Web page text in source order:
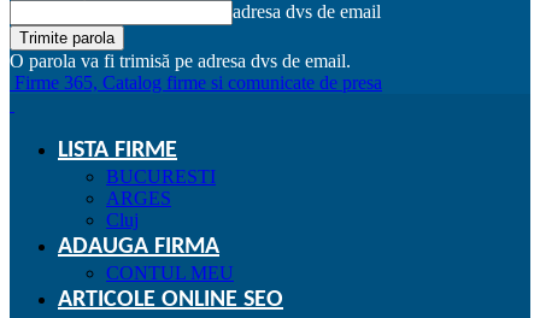
adresa dvs de email
O parola va fi trimisă pe adresa dvs de email.
Firme 365, Catalog firme si comunicate de presa
LISTA FIRME
BUCURESTI
ARGES
Cluj
ADAUGA FIRMA
CONTUL MEU
ARTICOLE ONLINE SEO